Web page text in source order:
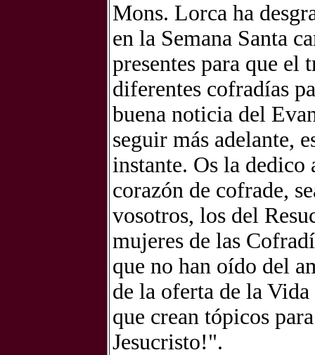
Mons. Lorca ha
en la Semana Santa
presentes para que el
diferentes cofradías
buena noticia del
seguir más adelante,
instante. Os la dedico
corazón de cofrade,
vosotros, los del
mujeres de las
que no han oído del
de la oferta de la Vida
que crean tópicos
Jesucristo!".